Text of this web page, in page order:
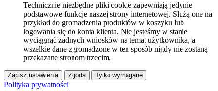
Technicznie niezbędne pliki cookie zapewniają jedynie
podstawowe funkcje naszej strony internetowej. Służą one na
przykład do gromadzenia produktów w koszyku lub
logowania się do konta klienta. Nie jesteśmy w stanie
wyciągnąć żadnych wniosków na temat użytkownika, a
wszelkie dane zgromadzone w ten sposób nigdy nie zostaną
przekazane stronom trzecim.
Zapisz ustawienia Zgoda Tylko wymagane
Polityka prywatności